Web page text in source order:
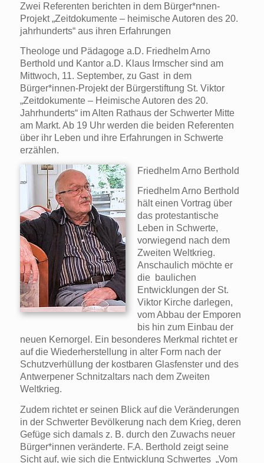
Zwei Referenten berichten in dem Bürger*nnen-
Projekt „Zeitdokumente – heimische Autoren des 20.
jahrhunderts“ aus ihren Erfahrungen
Theologe und Pädagoge a.D. Friedhelm Arno
Berthold und Kantor a.D. Klaus Irmscher sind am
Mittwoch, 11. September, zu Gast in dem
Bürger*innen-Projekt der Bürgerstiftung St. Viktor
„Zeitdokumente – Heimische Autoren des 20.
Jahrhunderts“ im Alten Rathaus der Schwerter Mitte
am Markt. Ab 19 Uhr werden die beiden Referenten
über ihr Leben und ihre Erfahrungen in Schwerte
erzählen.
Friedhelm Arno Berthold
Friedhelm Arno Berthold
hält einen Vortrag über
das protestantische
Leben in Schwerte,
vorwiegend nach dem
Zweiten Weltkrieg.
Anschaulich möchte er
die baulichen
Entwicklungen der St.
Viktor Kirche darlegen,
vom Abbau der Emporen
bis hin zum Einbau der
neuen Kernorgel. Ein besonderes Merkmal richtet er
auf die Wiederherstellung in alter Form nach der
Schutzverhüllung der kostbaren Glasfenster und des
Antwerpener Schnitzaltars nach dem Zweiten
Weltkrieg.
Zudem richtet er seinen Blick auf die Veränderungen
in der Schwerter Bevölkerung nach dem Krieg, deren
Gefüge sich damals z. B. durch den Zuwachs neuer
Bürger*innen veränderte. F.A. Berthold zeigt seine
Sicht auf, wie sich die Entwicklung Schwertes „Vom